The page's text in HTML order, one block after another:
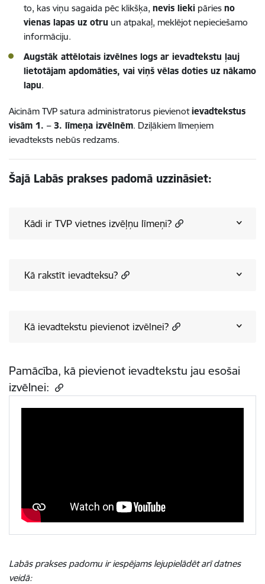
to, kas viņu sagaida pēc klikšķa, nevis lieki pāries no
vienas lapas uz otru un atpakaļ, meklējot nepieciešamo
informāciju.
Augstāk attēlotais izvēlnes logs ar ievadtekstu ļauj
lietotājam apdomāties, vai viņš vēlas doties uz nākamo
lapu.
Aicinām TVP satura administratorus pievienotievadtekstus
visām 1. – 3. līmeņa izvēlnēm. Dziļākiem līmeņiem
ievadteksts nebūs redzams.
Šajā Labās prakses padomā uzzināsiet:
Kādi ir TVP vietnes izvēļņu līmeņi?
Kā rakstīt ievadteksu?
Kā ievadtekstu pievienot izvēlnei?
Pamācība, kā pievienot ievadtekstu jau esošai
izvēlnei:
Labās prakses padomu ir iespējams lejupielādēt arī datnes
veidā: